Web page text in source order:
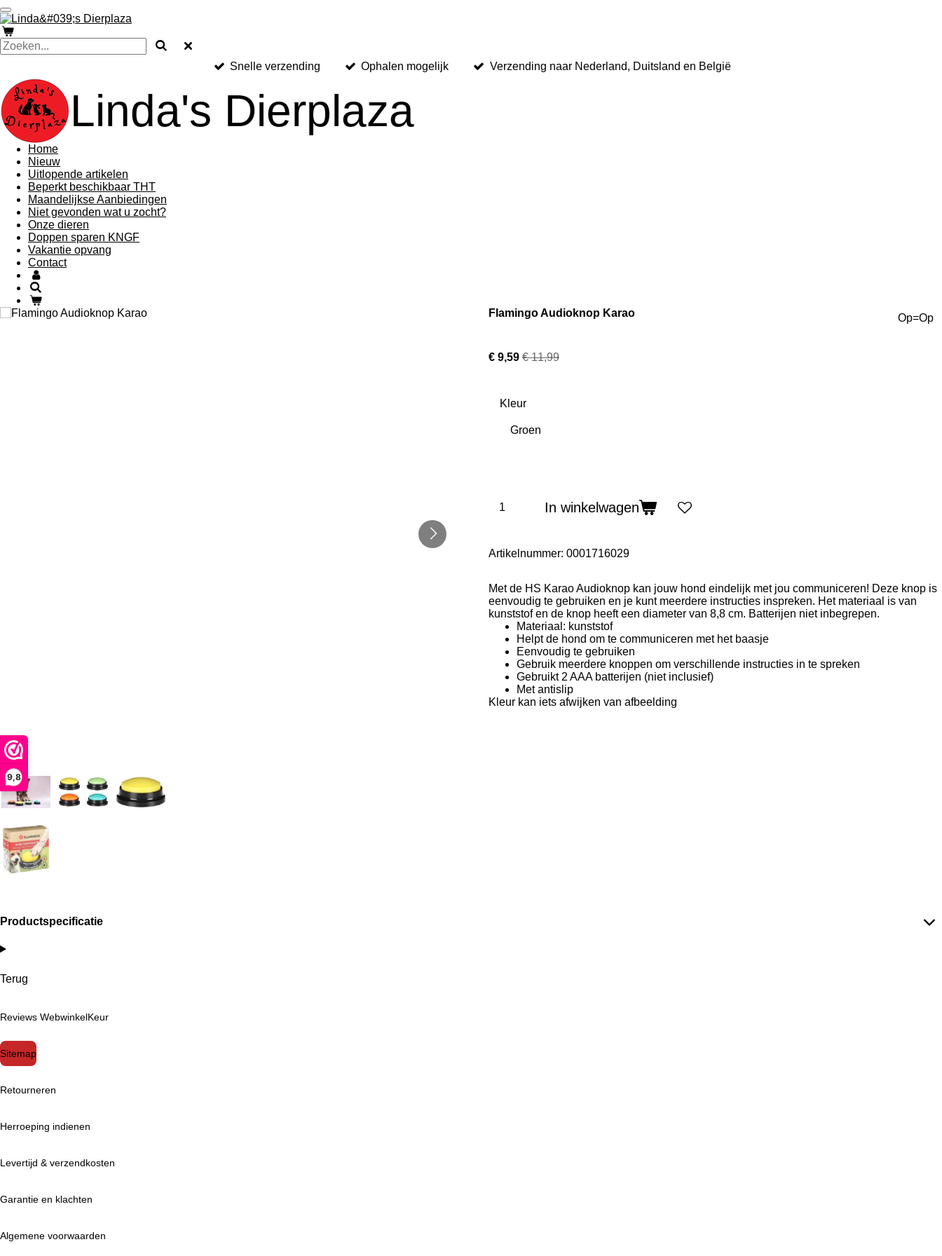
9,8
Ga
direct
naar
de
Snelle verzending Ophalen mogelijk Verzending naar Nederland, Duitsland en België
Linda's Dierplaza
Home
Nieuw
Uitlopende artikelen
Beperkt beschikbaar THT
Maandelijkse Aanbiedingen
Niet gevonden wat u zocht?
Onze dieren
Doppen sparen KNGF
Vakantie opvang
Contact
Flamingo Audioknop Karao Op=Op
€ 9,59 € 11,99
Kleur
In winkelwagen
Artikelnummer: 0001716029
Met de HS Karao Audioknop kan jouw hond eindelijk met jou communiceren! Deze knop is
eenvoudig te gebruiken en je kunt meerdere instructies inspreken. Het materiaal is van
kunststof en de knop heeft een diameter van 8,8 cm. Batterijen niet inbegrepen.
Materiaal: kunststof
Helpt de hond om te communiceren met het baasje
Eenvoudig te gebruiken
Gebruik meerdere knoppen om verschillende instructies in te spreken
Gebruikt 2 AAA batterijen (niet inclusief)
Met antislip
Kleur kan iets afwijken van afbeelding
Productspecificatie
Terug
Reviews WebwinkelKeur
Sitemap
Retourneren
Herroeping indienen
Levertijd & verzendkosten
Garantie en klachten
Algemene voorwaarden